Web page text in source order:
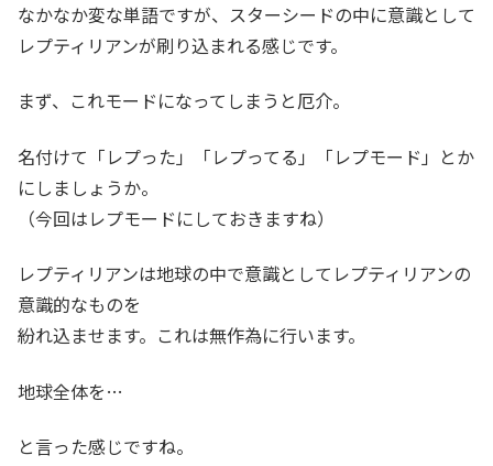
なかなか変な単語ですが、スターシードの中に意識として
レプティリアンが刷り込まれる感じです。
まず、これモードになってしまうと厄介。
名付けて「レプった」「レプってる」「レプモード」とか
にしましょうか。
（今回はレプモードにしておきますね）
レプティリアンは地球の中で意識としてレプティリアンの
意識的なものを
紛れ込ませます。これは無作為に行います。
地球全体を…
と言った感じですね。